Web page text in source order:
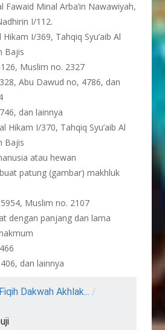
Fawaid Minal Arba’in Nawawiyah,
I/112.
Hikam I/369, Tahqiq Syu’aib Al
Bajis
Muslim no. 2327
Abu Dawud no, 4786, dan
dan lainnya
Hikam I/370, Tahqiq Syu’aib Al
Bajis
atau hewan
patung (gambar) makhluk
Muslim no. 2107
dengan panjang dan lama
dan lainnya
Dakwah Akhlak... /